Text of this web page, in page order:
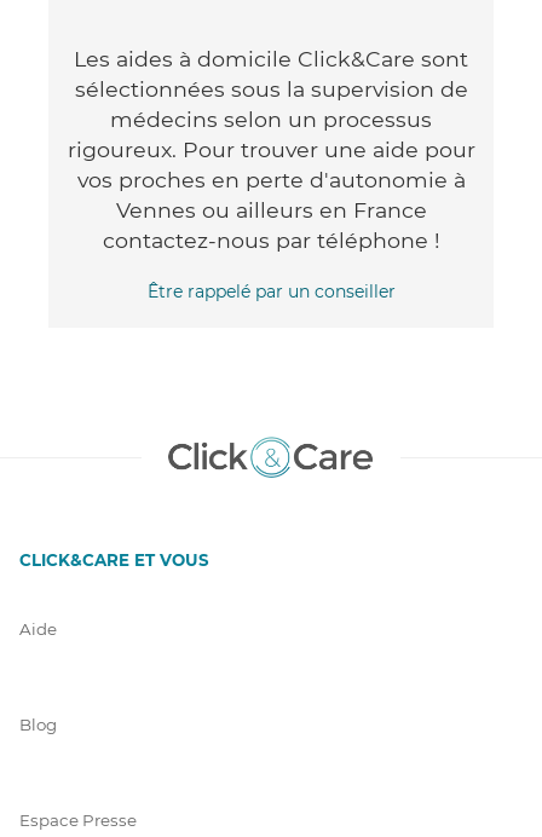
Les aides à domicile Click&Care sont
sélectionnées sous la supervision de
médecins selon un processus
rigoureux. Pour trouver une aide pour
vos proches en perte d'autonomie à
Vennes ou ailleurs en France
contactez-nous par téléphone !
Être rappelé par un conseiller
CLICK&CARE ET VOUS
Aide
Blog
Espace Presse